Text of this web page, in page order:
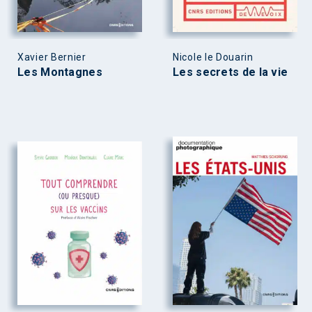
Xavier Bernier
Les Montagnes
Nicole le Douarin
Les secrets de la vie